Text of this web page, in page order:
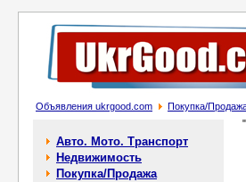
Объявления ukrgood.com Покупка/
Авто. Мото. Транспорт
Недвижимость
Покупка/Продажа